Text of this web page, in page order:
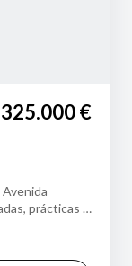
325.000 €
prácticas y